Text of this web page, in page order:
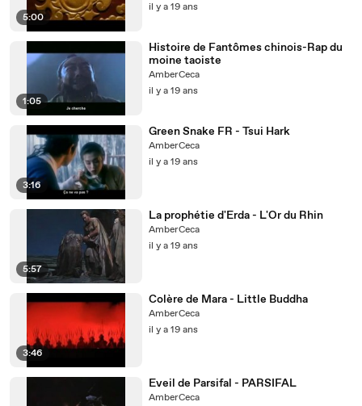
5:00
il y a 19 ans
1:05
Histoire de Fantômes chinois-Rap du
moine taoiste
AmberCeca
il y a 19 ans
3:16
Green Snake FR - Tsui Hark
AmberCeca
il y a 19 ans
5:57
La prophétie d'Erda - L'Or du Rhin
AmberCeca
il y a 19 ans
3:46
Colère de Mara - Little Buddha
AmberCeca
il y a 19 ans
Eveil de Parsifal - PARSIFAL
AmberCeca